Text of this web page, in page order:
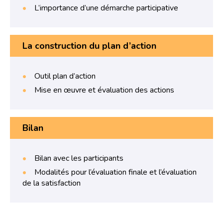
L’importance d’une démarche participative
La construction du plan d’action
Outil plan d’action
Mise en œuvre et évaluation des actions
Bilan
Bilan avec les participants
Modalités pour l’évaluation finale et l’évaluation
de la satisfaction